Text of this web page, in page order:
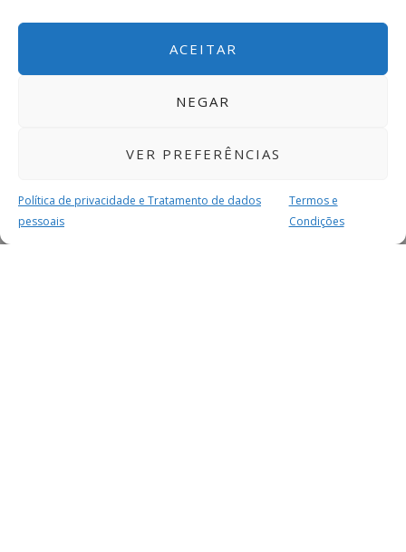
ACEITAR
NEGAR
VER PREFERÊNCIAS
Política de privacidade e Tratamento de dados
pessoais
Termos e
Condições